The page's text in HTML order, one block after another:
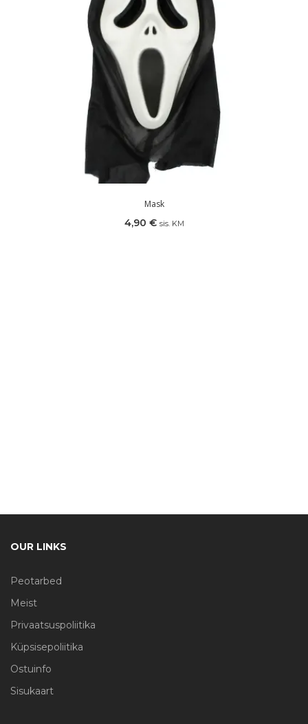
Mask
4,90 € sis. KM
OUR LINKS
Peotarbed
Meist
Privaatsuspoliitika
Küpsisepoliitika
Ostuinfo
Sisukaart